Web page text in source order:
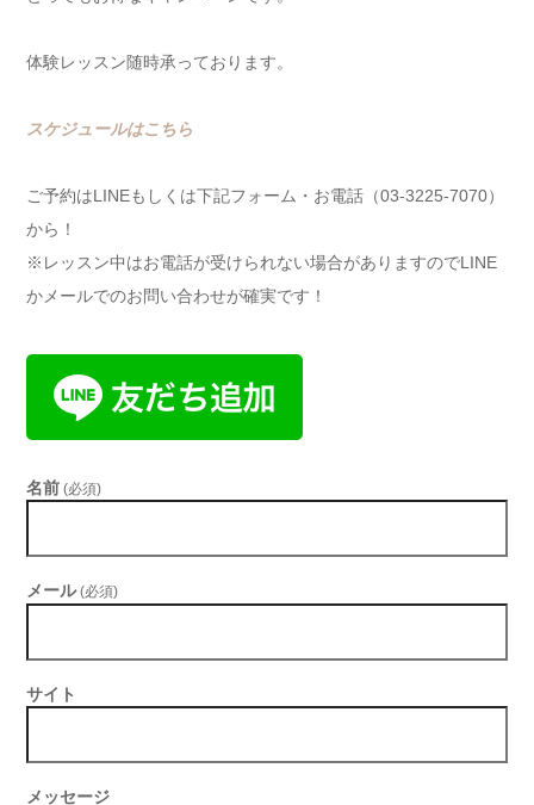
体験レッスン随時承っております。
スケジュールはこちら
ご予約はLINEもしくは下記フォーム・お電話（03-3225-7070）
から！
※レッスン中はお電話が受けられない場合がありますのでLINE
かメールでのお問い合わせが確実です！
名前 (必須)
メール (必須)
サイト
メッセージ